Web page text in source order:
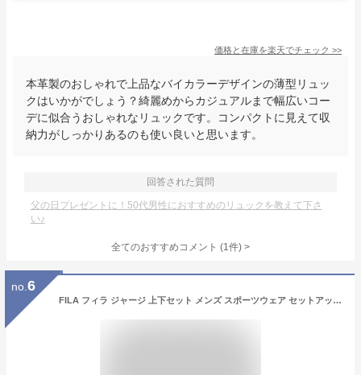
価格と在庫を楽天でチェック >>
本革製のおしゃれで上品なバイカラーデザインの薄型リュッ
クはいかがでしょう？綺麗めからカジュアルまで幅広いコー
デに似合うおしゃれなリュックです。コンパクトに見えて収
納力がしっかりあるのも使い良いと思います。
回答された質問
父の日プレゼントに！50代男性におすすめのリュックを教えて下さ
い♪
全てのおすすめコメント (1件) >
no. 6
FILA フィラ ジャージ 上下セット メンズ スポーツウェア セットアップ トレーニングウェア スムースジャージ 春夏秋 ジョギング ランニング ジム ルームウェア